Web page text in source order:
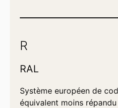
R
RAL
Système européen de
équivalent moins